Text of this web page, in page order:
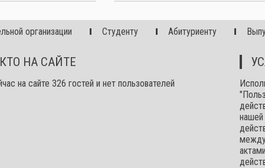
организации Студенту Абитуриенту
КТО НА САЙТЕ
на сайте 326 гостей и нет пользователей